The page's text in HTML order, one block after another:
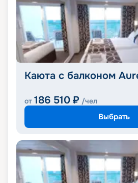
Каюта с балконом
от 186 510 ₽ /чел
Выбрать